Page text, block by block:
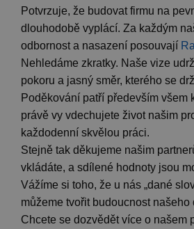
Potvrzuje, že budovat firmu na
dlouhodobě vyplácí. Za každým
odbornost a nasazení posouvají
Nehledáme zkratky. Naše vize
pokoru a jasný směr, kterého se
Poděkování patří především všem
právě vy vdechujete život našim
každodenní skvělou práci.
Stejně tak děkujeme našim
vkládáte, a sdílené hodnoty jsou
Vážíme si toho, že u nás „dané
můžeme tvořit budoucnost našeho
Chcete se dozvědět více o našem